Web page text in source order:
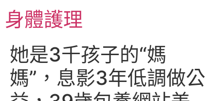
主身體護理
她是3千孩子的“媽
媽”，息影3年低調做公